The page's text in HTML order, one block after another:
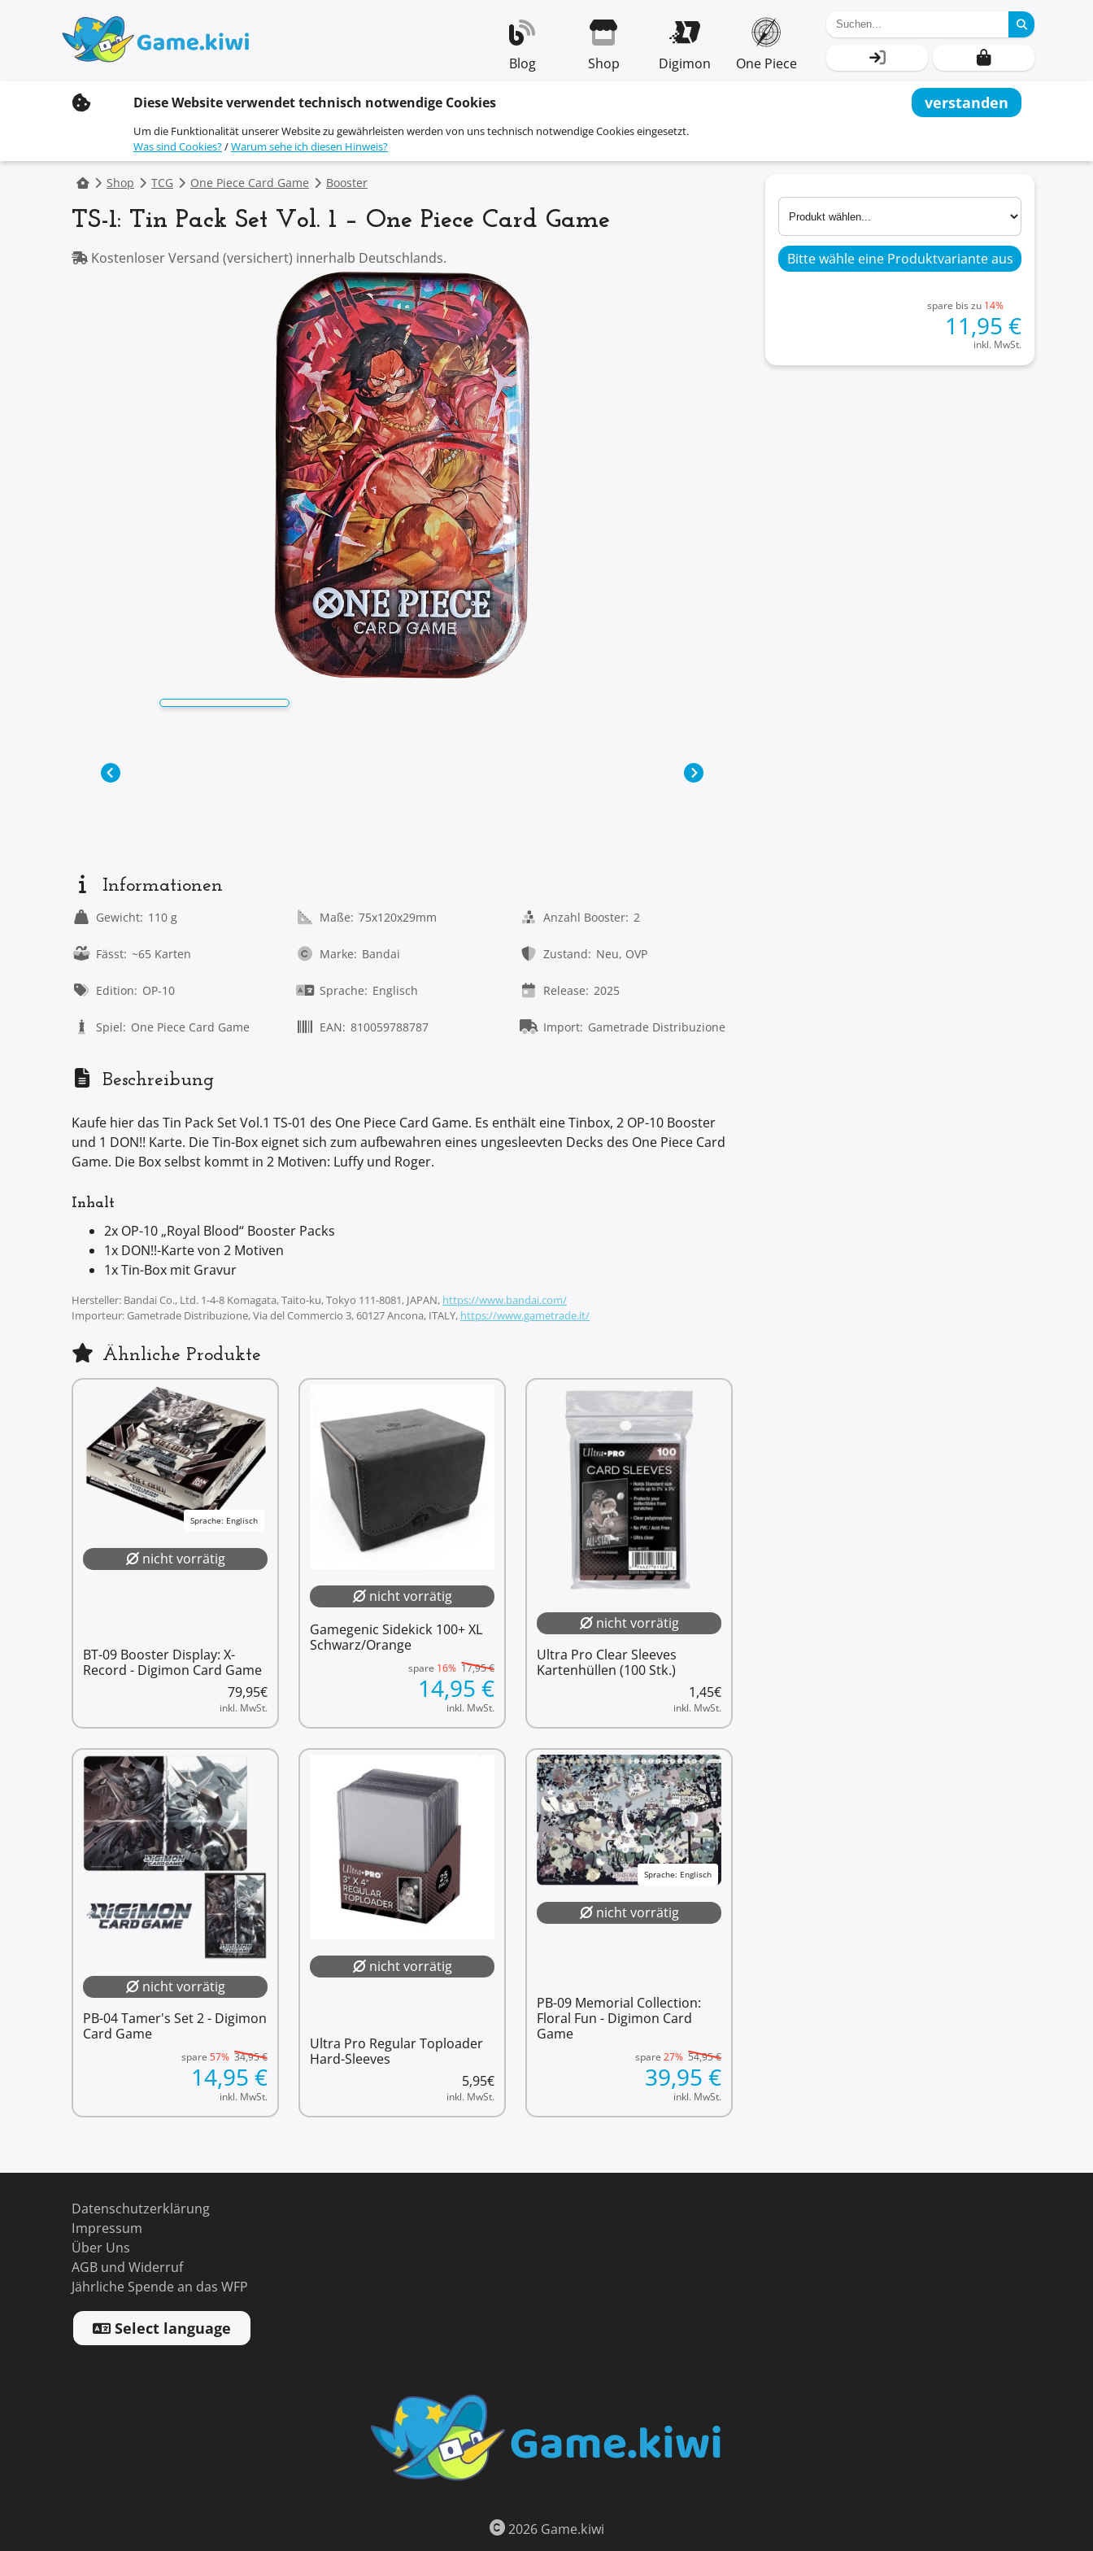
o
Blog Shop Digimon One Piece
Diese Website verwendet technisch notwendige Cookies verstanden
Um die Funktionalität unserer Website zu gewährleisten werden von uns technisch notwendige Cookies eingesetzt.
Was sind Cookies?/Warum sehe ich diesen Hinweis?
Shop TCG One Piece Card Game Booster
TS-1: Tin Pack Set Vol. 1 – One Piece Card Game
Kostenloser Versand (versichert) innerhalb Deutschlands.
Informationen
Gewicht: 110 g Maße: 75x120x29mm Anzahl Booster: 2
Fässt: ~65 Karten Marke: Bandai Zustand: Neu, OVP
Edition: OP-10 Sprache: Englisch Release: 2025
Spiel: One Piece Card Game EAN: 810059788787 Import: Gametrade Distribuzione
Beschreibung
Kaufe hier das Tin Pack Set Vol.1 TS-01 des One Piece Card Game. Es enthält eine Tinbox, 2 OP-10 Booster
und 1 DON!! Karte. Die Tin-Box eignet sich zum aufbewahren eines ungesleevten Decks des One Piece Card
Game. Die Box selbst kommt in 2 Motiven: Luffy und Roger.
Inhalt
2x OP-10 „Royal Blood“ Booster Packs
1x DON!!-Karte von 2 Motiven
1x Tin-Box mit Gravur
Hersteller: Bandai Co., Ltd. 1-4-8 Komagata, Taito-ku, Tokyo 111-8081, JAPAN, https://www.bandai.com/
Importeur: Gametrade Distribuzione, Via del Commercio 3, 60127 Ancona, ITALY, https://www.gametrade.it/
Ähnliche Produkte
Sprache: Englisch
nicht vorrätig
BT-09 Booster Display: X-
Record - Digimon Card Game
79,95€
inkl. MwSt.
nicht vorrätig
Gamegenic Sidekick 100+ XL
Schwarz/Orange
spare 16% 17,95€
14,95 €
inkl. MwSt.
nicht vorrätig
Ultra Pro Clear Sleeves
Kartenhüllen (100 Stk.)
1,45€
inkl. MwSt.
nicht vorrätig
PB-04 Tamer's Set 2 - Digimon
Card Game
spare 57% 34,95€
14,95 €
inkl. MwSt.
nicht vorrätig
Ultra Pro Regular Toploader
Hard-Sleeves
5,95€
inkl. MwSt.
Sprache: Englisch
nicht vorrätig
PB-09 Memorial Collection:
Floral Fun - Digimon Card
Game
spare 27% 54,95€
39,95 €
inkl. MwSt.
Bitte wähle eine Produktvariante aus
spare bis zu 14%
11,95 €
inkl. MwSt.
Datenschutzerklärung
Impressum
Über Uns
AGB und Widerruf
Jährliche Spende an das WFP
Select language
2026 Game.kiwi